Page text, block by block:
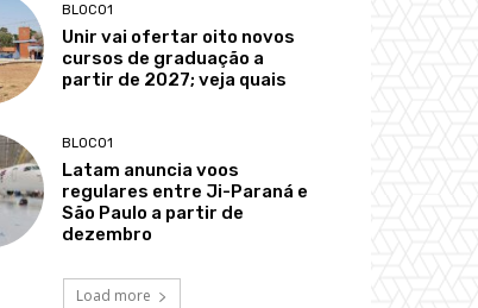
BLOCO1
Unir vai ofertar oito novos
cursos de graduação a
partir de 2027; veja quais
BLOCO1
Latam anuncia voos
regulares entre Ji-Paraná e
São Paulo a partir de
dezembro
Load more